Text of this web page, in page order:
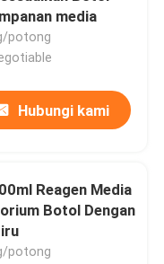
media
potong
Hubungi kami
Reagen Media
Botol Dengan
potong